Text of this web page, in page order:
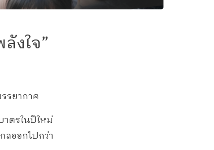
งใจ”
รยากาศ
าตรในปีใหม่
ลออกไปกว่า